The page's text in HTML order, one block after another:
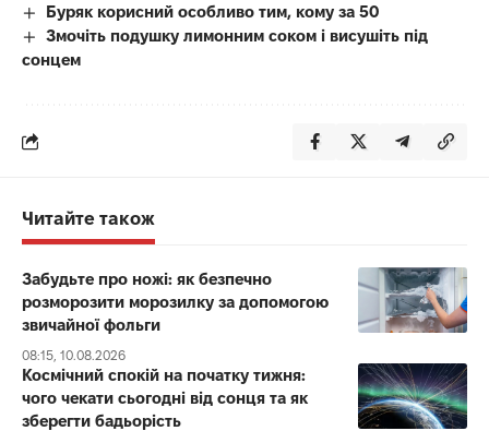
Буряк корисний особливо тим, кому за 50
Змочіть подушку лимонним соком і висушіть під
сонцем
Читайте також
Забудьте про ножі: як безпечно
розморозити морозилку за допомогою
звичайної фольги
08:15, 10.08.2026
Космічний спокій на початку тижня:
чого чекати сьогодні від сонця та як
зберегти бадьорість